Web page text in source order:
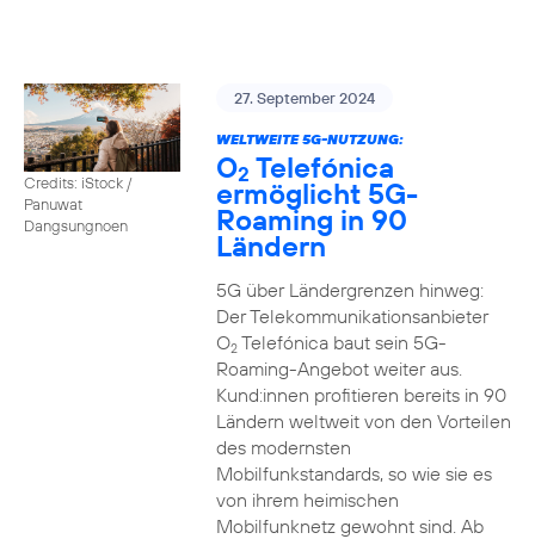
Credits: iStock /
Panuwat
Dangsungnoen
27. September 2024
WELTWEITE 5G-NUTZUNG:
O2 Telefónica
ermöglicht 5G-
Roaming in 90
Ländern
5G über Ländergrenzen hinweg:
Der Telekommunikationsanbieter
O2Telefónica baut sein 5G-
Roaming-Angebot weiter aus.
Kund:innen profitieren bereits in 90
Ländern weltweit von den Vorteilen
des modernsten
Mobilfunkstandards, so wie sie es
von ihrem heimischen
Mobilfunknetz gewohnt sind. Ab